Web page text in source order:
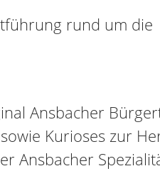
rund um die
Ansbacher
Kurioses zur
Ansbacher